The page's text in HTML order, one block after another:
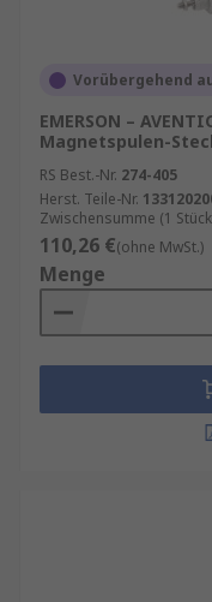
Vorübergehend
EMERSON –
Magnetspulen-
RS Best.-Nr. 274-405
Herst. Teile-Nr.
Zwischensumme (1
110,26 €(ohne MwSt.)
Menge